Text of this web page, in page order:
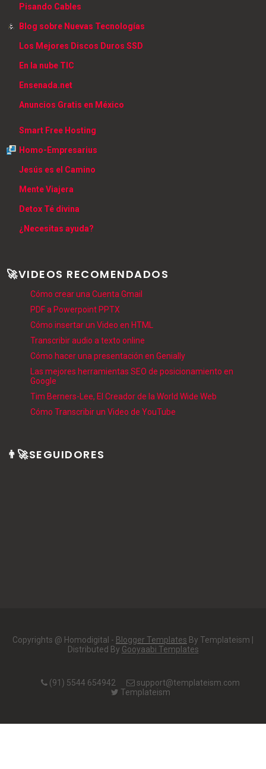
Pisando Cables
Blog sobre Nuevas Tecnologías
Los Mejores Discos Duros SSD
En la nube TIC
Ensenada.net
Anuncios Gratis en México
Smart Free Hosting
Homo-Empresarius
Jesús es el Camino
Mente Viajera
Detox Té divina
¿Necesitas ayuda?
🚀VIDEOS RECOMENDADOS
Cómo crear una Cuenta Gmail
PDF a Powerpoint PPTX
Cómo insertar un Video en HTML
Transcribir audio a texto online
Cómo hacer una presentación en Genially
Las mejores herramientas SEO de posicionamiento en
Google
Tim Berners-Lee, El Creador de la World Wide Web
Cómo Transcribir un Video de YouTube
👨‍🚀SEGUIDORES
Copyrights @ Homodigital - Blogger Templates By Templateism |
Distributed By Gooyaabi Templates
(91) 5544 654942
support@templateism.com
Templateism